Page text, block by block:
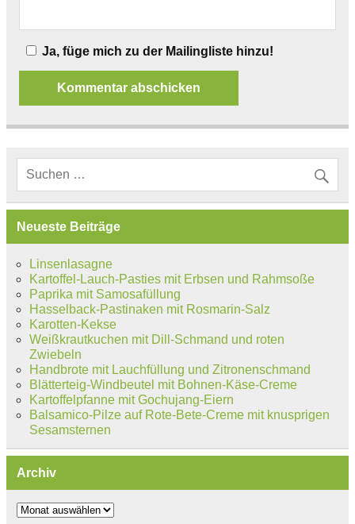
Ja, füge mich zu der Mailingliste hinzu!
Neueste Beiträge
Linsenlasagne
Kartoffel-Lauch-Pasties mit Erbsen und Rahmsoße
Paprika mit Samosafüllung
Hasselback-Pastinaken mit Rosmarin-Salz
Karotten-Kekse
Weißkrautkuchen mit Dill-Schmand und roten
Zwiebeln
Handbrote mit Lauchfüllung und Zitronenschmand
Blätterteig-Windbeutel mit Bohnen-Käse-Creme
Kartoffelpfanne mit Gochujang-Eiern
Balsamico-Pilze auf Rote-Bete-Creme mit knusprigen
Sesamsternen
Archiv
Archiv